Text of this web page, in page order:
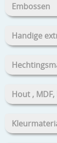
Embossen
Handige
Hout ,